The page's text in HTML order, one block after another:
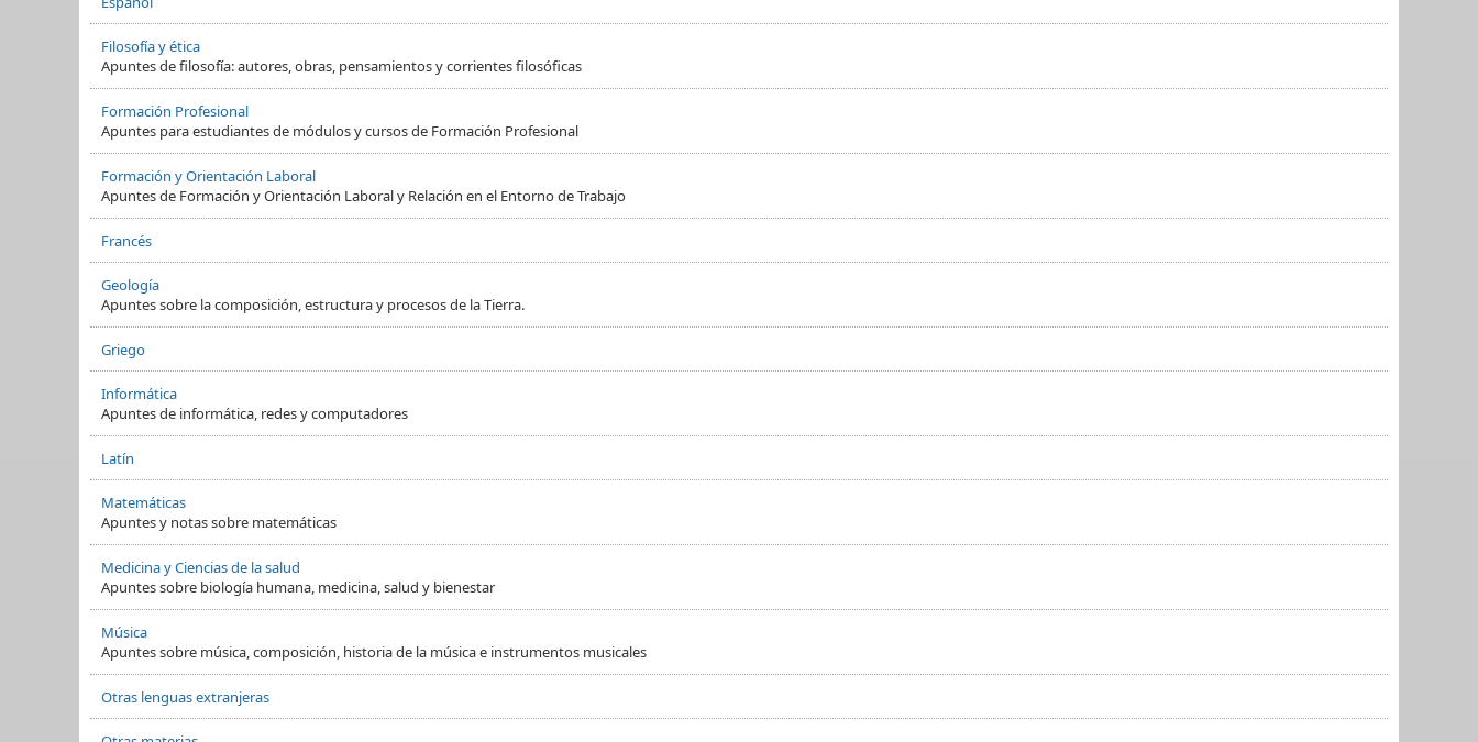
Filosofía y ética
Apuntes de filosofía: autores, obras, pensamientos y corrientes filosóficas
Formación Profesional
Apuntes para estudiantes de módulos y cursos de Formación Profesional
Formación y Orientación Laboral
Apuntes de Formación y Orientación Laboral y Relación en el Entorno de Trabajo
Francés
Geología
Apuntes sobre la composición, estructura y procesos de la Tierra.
Griego
Informática
Apuntes de informática, redes y computadores
Latín
Matemáticas
Apuntes y notas sobre matemáticas
Medicina y Ciencias de la salud
Apuntes sobre biología humana, medicina, salud y bienestar
Música
Apuntes sobre música, composición, historia de la música e instrumentos musicales
Otras lenguas extranjeras